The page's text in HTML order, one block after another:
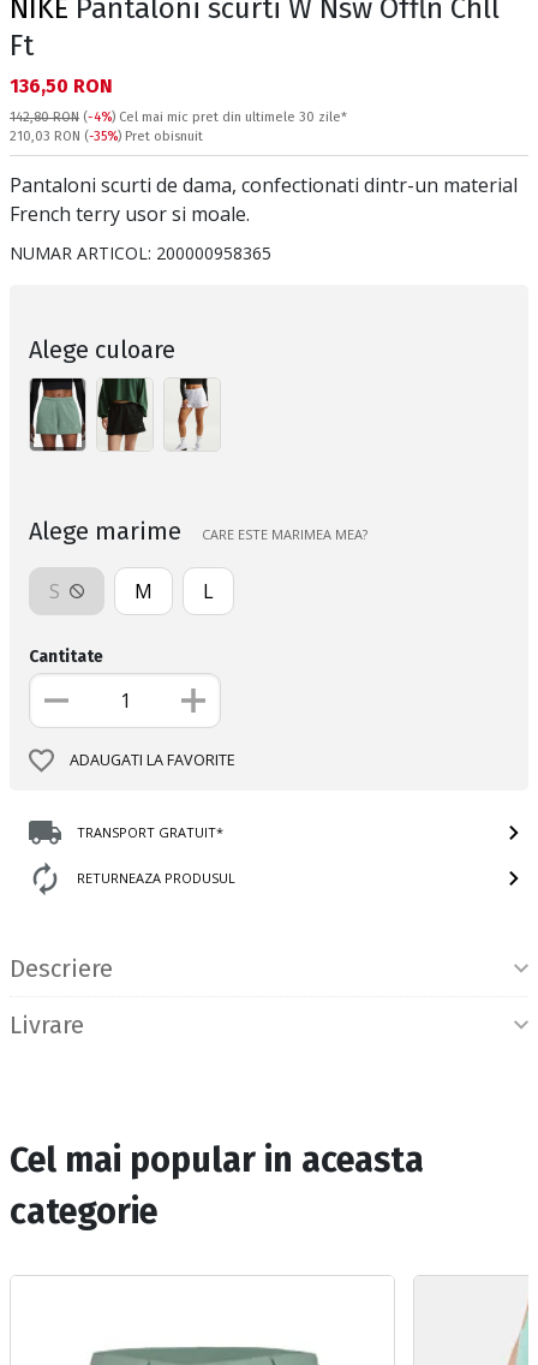
NIKE Pantaloni scurti W Nsw Offln Chll
Ft
Текуща цена:
136,50 RON
142,80 RON (-4%) Cel mai mic pret din ultimele 30 zile*
Pret obisnuit:
210,03 RON (-35%) Pret obisnuit
Pantaloni scurti de dama, confectionati dintr-un material
French terry usor si moale.
NUMAR ARTICOL: 200000958365
Alege culoare
Alege marime CARE ESTE MARIMEA MEA?
S M L
Cantitate
ADAUGATI LA FAVORITE
TRANSPORT GRATUIT*
RETURNEAZA PRODUSUL
Descriere
Livrare
Cel mai popular in aceasta
categorie